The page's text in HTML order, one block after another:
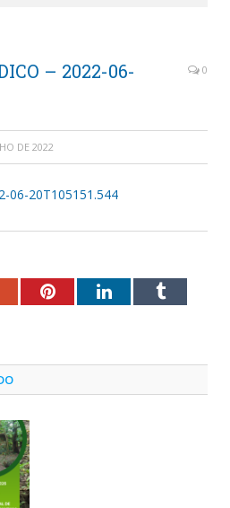
– 2022-06-
0
DE 2022
06-20T105151.544
PinterestLinkedInTumblr